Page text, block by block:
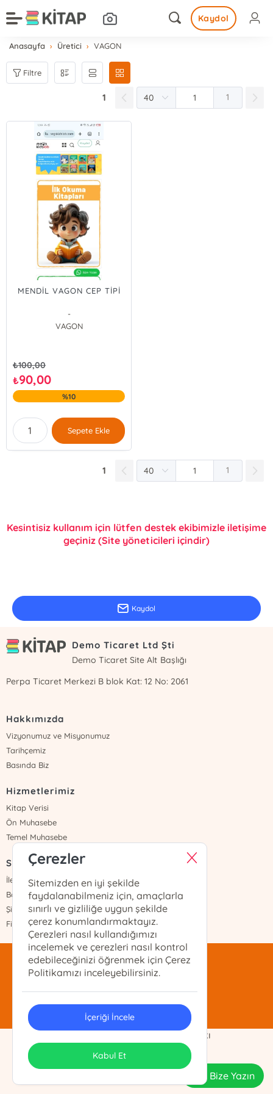
Kaydol
Anasayfa Üretici VAGON
Filtre
1 1
MENDİL VAGON CEP TİPİ
-
VAGON
₺100,00
₺90,00
%10
Sepete Ekle
1 1
Kesintisiz kullanım için lütfen destek ekibimizle iletişime
geçiniz (Site yöneticileri içindir)
Kaydol
Demo Ticaret Ltd Şti
Demo Ticaret Site Alt Başlığı
Perpa Ticaret Merkezi B blok Kat: 12 No: 2061
Hakkımızda
Vizyonumuz ve Misyonumuz
Tarihçemiz
Basında Biz
Hizmetlerimiz
Kitap Verisi
Ön Muhasebe
Temel Muhasebe
Sayfalar
İletişim
Banka Hesapları
Şifremi Unuttum
Fiyat Listesi
mentis@mentis.com.tr
(212)-210-74-74
Demo Ticaret Ltd. Şti. Telif Hakkı
Tasarım & Uygulama
Bize Yazın
Çerezler
Sitemizden en iyi şekilde
faydalanabilmeniz için, amaçlarla
sınırlı ve gizliliğe uygun şekilde
çerez konumlandırmaktayız.
Çerezleri nasıl kullandığımızı
incelemek ve çerezleri nasıl kontrol
edebileceğinizi öğrenmek için Çerez
Politikamızı inceleyebilirsiniz.
İçeriği İncele
Kabul Et